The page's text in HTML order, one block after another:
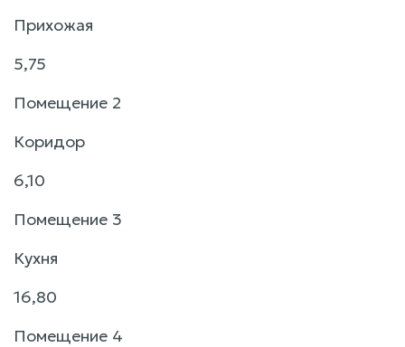
Прихожая
5,75
Помещение 2
Коридор
6,10
Помещение 3
Кухня
16,80
Помещение 4